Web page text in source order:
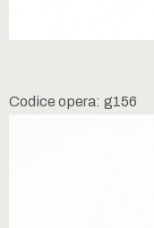
Codice opera: g156